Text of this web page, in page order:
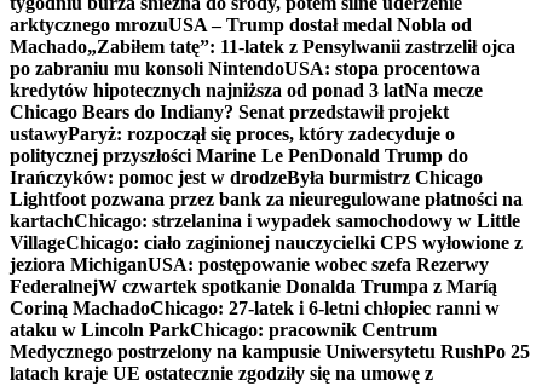
arktycznego mrozuUSA – Trump dostał medal Nobla od
Machado„Zabiłem tatę”: 11-latek z Pensylwanii zastrzelił ojca
po zabraniu mu konsoli NintendoUSA: stopa procentowa
kredytów hipotecznych najniższa od ponad 3 latNa mecze
Chicago Bears do Indiany? Senat przedstawił projekt
ustawyParyż: rozpoczął się proces, który zadecyduje o
politycznej przyszłości Marine Le PenDonald Trump do
Irańczyków: pomoc jest w drodzeByła burmistrz Chicago
Lightfoot pozwana przez bank za nieuregulowane płatności na
kartachChicago: strzelanina i wypadek samochodowy w Little
VillageChicago: ciało zaginionej nauczycielki CPS wyłowione z
jeziora MichiganUSA: postępowanie wobec szefa Rezerwy
FederalnejW czwartek spotkanie Donalda Trumpa z Maríą
Coriną MachadoChicago: 27-latek i 6-letni chłopiec ranni w
ataku w Lincoln ParkChicago: pracownik Centrum
Medycznego postrzelony na kampusie Uniwersytetu RushPo 25
latach kraje UE ostatecznie zgodziły się na umowę z